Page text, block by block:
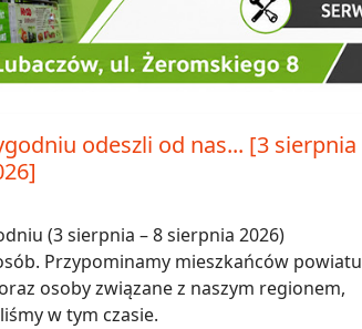
odeszli od nas... [3 sierpnia
(3 sierpnia – 8 sierpnia 2026)
Przypominamy mieszkańców powiatu
osoby związane z naszym regionem,
w tym czasie.